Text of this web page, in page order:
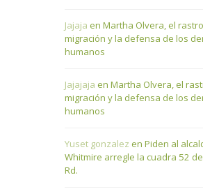
Jajaja en Martha Olvera, el
migración y la defensa de los
humanos
Jajajaja en Martha Olvera, el
migración y la defensa de los
humanos
Yuset gonzalez en Piden al
Whitmire arregle la cuadra 52
Rd.